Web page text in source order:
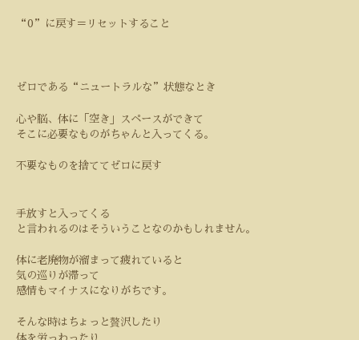
“0” に戻す＝リセットすること
ゼロである “ ニュートラルな ” 状態なとき
心や脳、体に「空き」スペースができて
そこに必要なものがちゃんと入ってくる。
不要なものを捨ててゼロに戻す
手放すと入ってくる
と言われるのはそういうことなのかもしれません。
体に老廃物が溜まって疲れていると
気の巡りが滞って
感情もマイナスになりがちです。
そんな時はちょっと贅沢したり